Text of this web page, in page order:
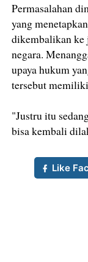
Permasalahan
yang
dikembalikan ke
negara.
upaya hukum
tersebut
"Justru itu
bisa kembali
Like